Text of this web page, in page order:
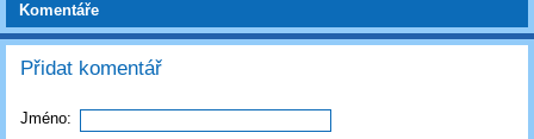
Komentáře
Přidat komentář
Jméno: